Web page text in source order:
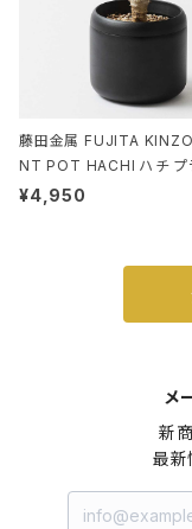
藤田金属 FUJITA
NT POT HACHI ハチ プ
ット 3号 ブラック
¥4,950
メ
新
最新